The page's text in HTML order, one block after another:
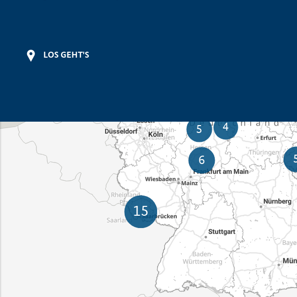
LOS GEHT'S